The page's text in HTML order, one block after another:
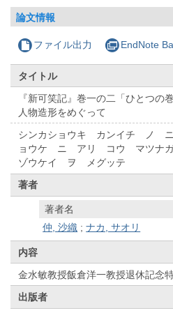
論文情報
ファイル出力 EndNote
タイトル
『新可笑記』巻一の二「ひとつの
人物造形をめぐって
シンカショウキ カンイチ ノ
ョウケ ニ アリ コウ マツナ
ゾウケイ ヲ メグッテ
著者
著者名
仲, 沙織 ;ナカ, サオリ
内容
金水敏教授飯倉洋一教授退休記念
出版者